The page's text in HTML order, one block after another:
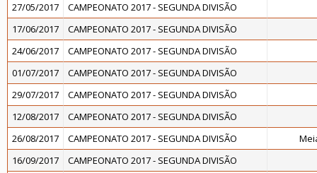
27/05/2017
CAMPEONATO 2017 - SEGUNDA DIVISÃO
17/06/2017
CAMPEONATO 2017 - SEGUNDA DIVISÃO
24/06/2017
CAMPEONATO 2017 - SEGUNDA DIVISÃO
01/07/2017
CAMPEONATO 2017 - SEGUNDA DIVISÃO
29/07/2017
CAMPEONATO 2017 - SEGUNDA DIVISÃO
12/08/2017
CAMPEONATO 2017 - SEGUNDA DIVISÃO
26/08/2017
CAMPEONATO 2017 - SEGUNDA DIVISÃO
16/09/2017
CAMPEONATO 2017 - SEGUNDA DIVISÃO